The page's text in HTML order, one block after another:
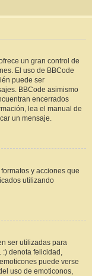
un gran control de
El uso de BBCode
puede ser
BBCode asimismo
encerrados
lea el manual de
un mensaje.
y acciones que
utilizando
ser utilizadas para
:) denota felicidad,
puede verse
uso de emoticonos,